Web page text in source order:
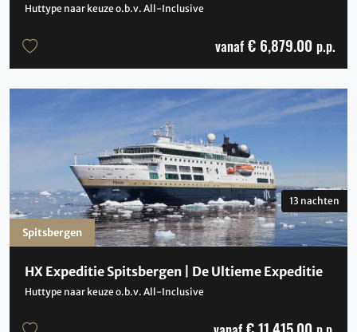
Huttype naar keuze o.b.v. All-Inclusive
vanaf € 6,879.00 p.p.
HX Expeditie Spitsbergen | De Ultieme Expeditie
Huttype naar keuze o.b.v. All-Inclusive
13 nachten
Spitsbergen